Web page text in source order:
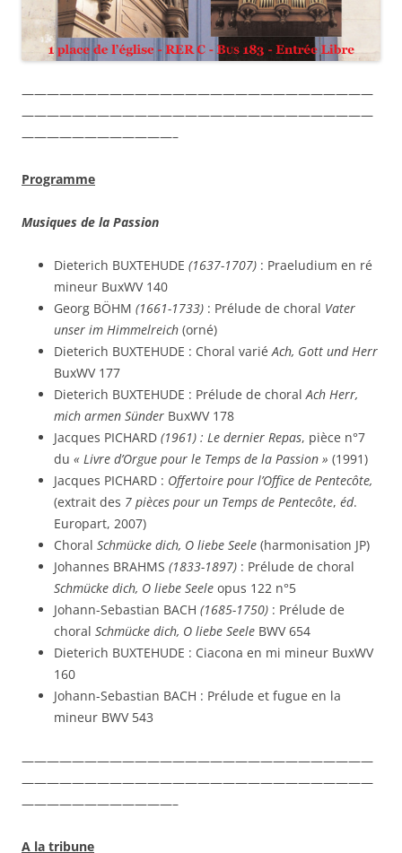
————————————————————————————
————————————————————————————
————————————–
Programme
Musiques de la Passion
Dieterich BUXTEHUDE (1637-1707) : Praeludium en ré
mineur BuxWV 140
Georg BÖHM (1661-1733) : Prélude de choral Vater
unser im Himmelreich (orné)
Dieterich BUXTEHUDE : Choral variéAch, Gott und Herr
BuxWV 177
Dieterich BUXTEHUDE : Prélude de choralAch Herr,
mich armen Sünder BuxWV 178
Jacques PICHARD (1961) : Le dernier Repas, pièce n°7
du « Livre d’Orgue pour le Temps de la Passion » (1991)
Jacques PICHARD : Offertoire pour l’Office de Pentecôte,
(extrait des 7 pièces pour un Temps de Pentecôte, éd.
Europart, 2007)
Choral Schmücke dich, O liebe Seele (harmonisation JP)
Johannes BRAHMS (1833-1897) : Prélude de choral
Schmücke dich, O liebe Seele opus 122 n°5
Johann-Sebastian BACH (1685-1750) : Prélude de
choral Schmücke dich, O liebe Seele BWV 654
Dieterich BUXTEHUDE : Ciacona en mi mineur BuxWV
160
Johann-Sebastian BACH : Prélude et fugue en la
mineur BWV 543
————————————————————————————
————————————————————————————
————————————–
A la tribune